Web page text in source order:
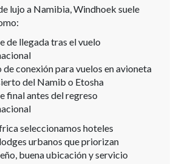
lujo a Namibia, Windhoek suele
de llegada tras el vuelo
de conexión para vuelos en avioneta
del Namib o Etosha
final antes del regreso
seleccionamos hoteles
urbanos que priorizan
buena ubicación y servicio